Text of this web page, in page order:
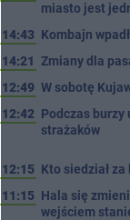
miasto jest
14:43 Kombajn
14:21 Zmiany dla
12:49 W sobotę
12:42 Podczas burzy
strażaków
12:15 Kto siedział
11:15 Hala się
wejściem